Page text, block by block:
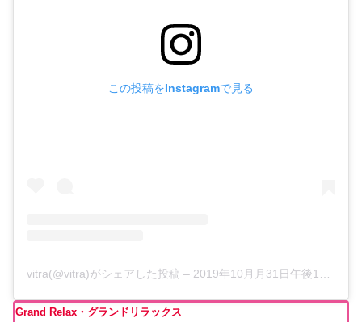
この投稿をInstagramで見る
vitra(@vitra)がシェアした投稿 – 2019年10月月31日午後12時28分PDT
Grand Relax・グランドリラックス